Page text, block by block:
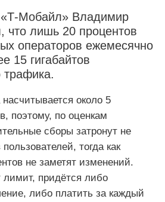
Владимир
что лишь 20 процентов
операторов ежемесячно
15 гигабайтов
трафика.
около 5
поэтому, по оценкам
сборы затронут не
тогда как
не заметят изменений.
придётся либо
либо платить за каждый